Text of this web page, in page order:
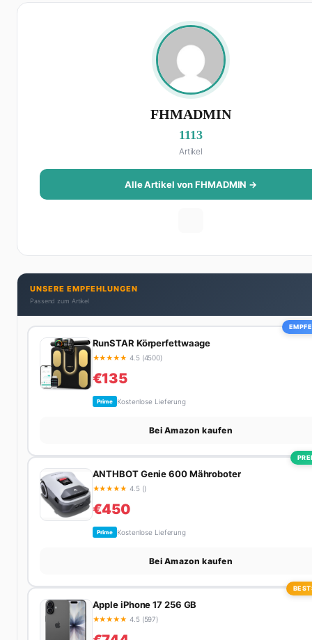
FHMADMIN
1113
Artikel
Alle Artikel von FHMADMIN →
UNSERE EMPFEHLUNGEN
Passend zum Artikel
RunSTAR Körperfettwaage
★★★★★ 4.5 (4500)
€135
Prime Kostenlose Lieferung
Bei Amazon kaufen
ANTHBOT Genie 600 Mähroboter
★★★★★ 4.5 ()
€450
Prime Kostenlose Lieferung
Bei Amazon kaufen
Apple iPhone 17 256 GB
★★★★★ 4.5 (597)